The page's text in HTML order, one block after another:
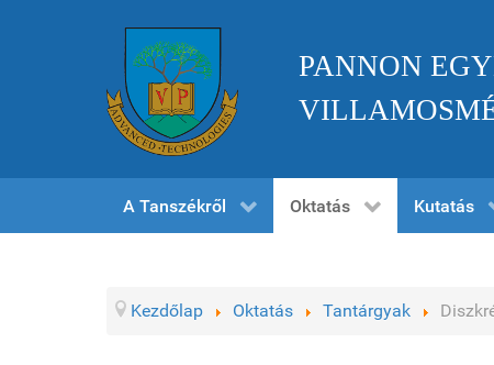
PANNON
A Tanszékről Oktatás Kutatás
Kezdőlap Oktatás Tantárgyak